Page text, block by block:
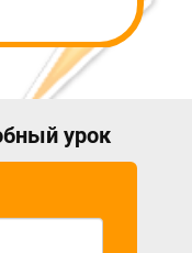
урок